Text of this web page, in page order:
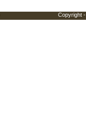
Copyright -